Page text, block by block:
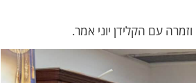
עם הקלידן יוני אמר.